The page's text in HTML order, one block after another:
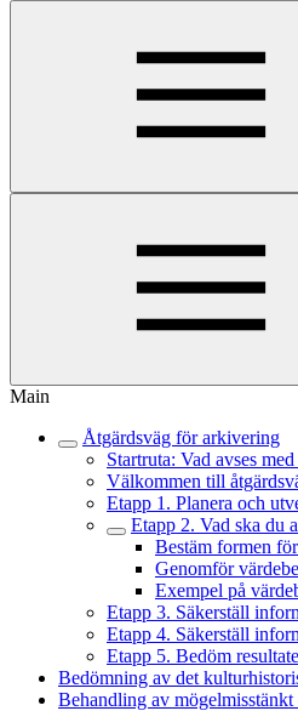
Main
Åtgärdsväg för arkivering
Startruta: Vad avses
Välkommen till
Etapp 1. Planera och
Etapp 2. Vad ska du
Bestäm formen
Genomför
Exempel på
Etapp 3. Säkerställ
Etapp 4. Säkerställ
Etapp 5. Bedöm
Bedömning av det
Behandling av